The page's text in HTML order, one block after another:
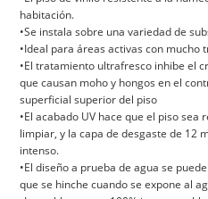
habitación.
•Se instala sobre una variedad de
•Ideal para áreas activas con mucho
•El tratamiento ultrafresco inhibe el
que causan moho y hongos en el
superficial superior del piso
•El acabado UV hace que el piso
limpiar, y la capa de desgaste de 12
intenso.
•El diseño a prueba de agua se
que se hinche cuando se expone al